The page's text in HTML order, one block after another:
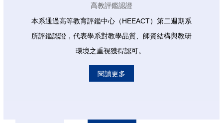
高教評鑑認證
本系通過高等教育評鑑中心（HEEACT）第二週期系
所評鑑認證，代表學系對教學品質、師資結構與教研
環境之重視獲得認可。
閱讀更多